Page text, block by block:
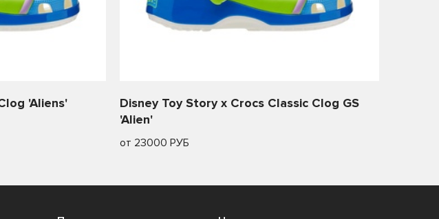
'Aliens'
Disney Toy Story x Crocs Classic Clog GS
'Alien'
от 23000 РУБ